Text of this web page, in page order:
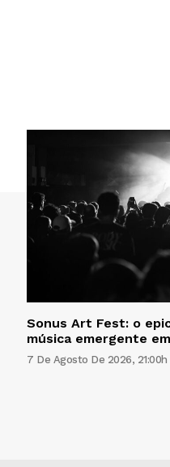
Sonus Art Fest: o
música emergente
7 De Agosto De 2026, 21:00h